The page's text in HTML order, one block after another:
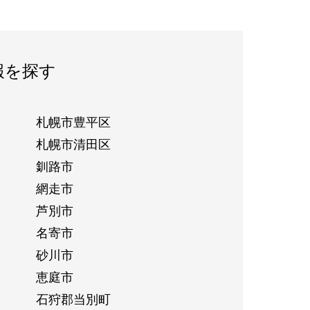
探す
札幌市豊平区
札幌市清田区
釧路市
網走市
芦別市
名寄市
砂川市
恵庭市
石狩郡当別町